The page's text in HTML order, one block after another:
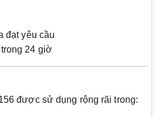
đạt yêu cầu
24 giờ
được sử dụng rộng rãi trong: